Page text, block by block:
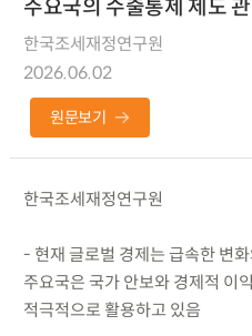
주요국의 수출통제 제도
한국조세재정연구원
2026.06.02
원문보기
한국조세재정연구원
- 현재 글로벌 경제는 급속한 변
주요국은 국가 안보와 경제적 이
적극적으로 활용하고 있음